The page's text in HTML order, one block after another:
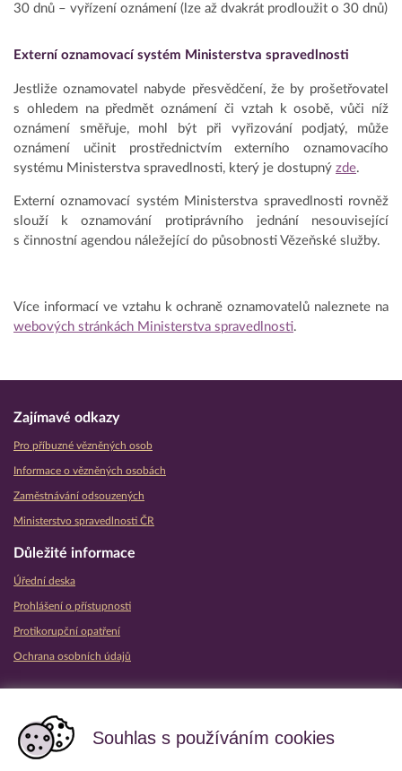
Souhlas s používáním cookies
30 dnů – vyřízení oznámení (lze až dvakrát prodloužit o 30 dnů)
Externí oznamovací systém Ministerstva spravedlnosti
Jestliže oznamovatel nabyde přesvědčení, že by prošetřovatel
s ohledem na předmět oznámení či vztah k osobě, vůči níž
oznámení směřuje, mohl být při vyřizování podjatý, může
oznámení učinit prostřednictvím externího oznamovacího
systému Ministerstva spravedlnosti, který je dostupný zde.
Externí oznamovací systém Ministerstva spravedlnosti rovněž
slouží k oznamování protiprávního jednání nesouvisející
s činnostní agendou náležející do působnosti Vězeňské služby.
Více informací ve vztahu k ochraně oznamovatelů naleznete na
webových stránkách Ministerstva spravedlnosti.
Zajímavé odkazy
Pro příbuzné vězněných osob
Informace o vězněných osobách
Zaměstnávání odsouzených
Ministerstvo spravedlnosti ČR
Důležité informace
Úřední deska
Prohlášení o přístupnosti
Protikorupční opatření
Ochrana osobních údajů